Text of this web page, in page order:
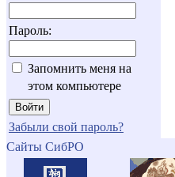
Пароль:
Запомнить меня на
этом компьютере
Забыли свой пароль?
Сайты СибРО